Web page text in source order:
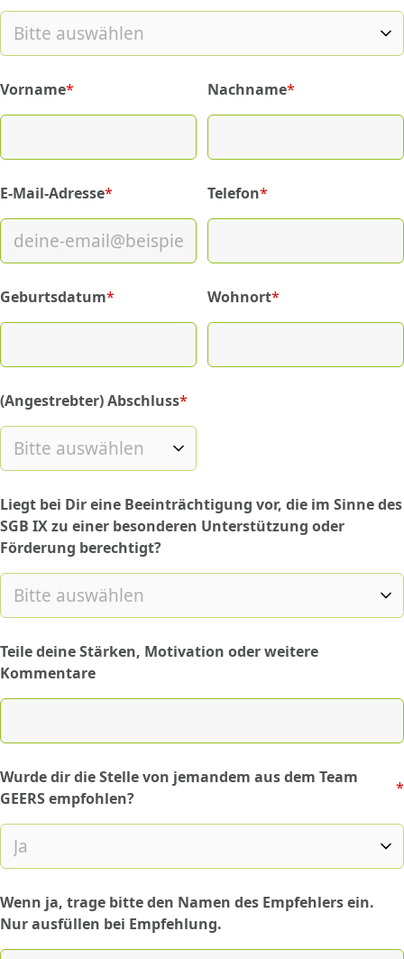
Vorname*
(required) Nachname*
(required)
E-Mail-Adresse*
(required) Telefon*
(required)
Geburtsdatum*
(required) Wohnort*
(required)
(Angestrebter) Abschluss*
(required)
Liegt bei Dir eine Beeinträchtigung vor, die im Sinne des
SGB IX zu einer besonderen Unterstützung oder
Förderung berechtigt?
Teile deine Stärken, Motivation oder weitere
Kommentare
Wurde dir die Stelle von jemandem aus dem Team
GEERS empfohlen?
*
(required)
Wenn ja, trage bitte den Namen des Empfehlers ein.
Nur ausfüllen bei Empfehlung.